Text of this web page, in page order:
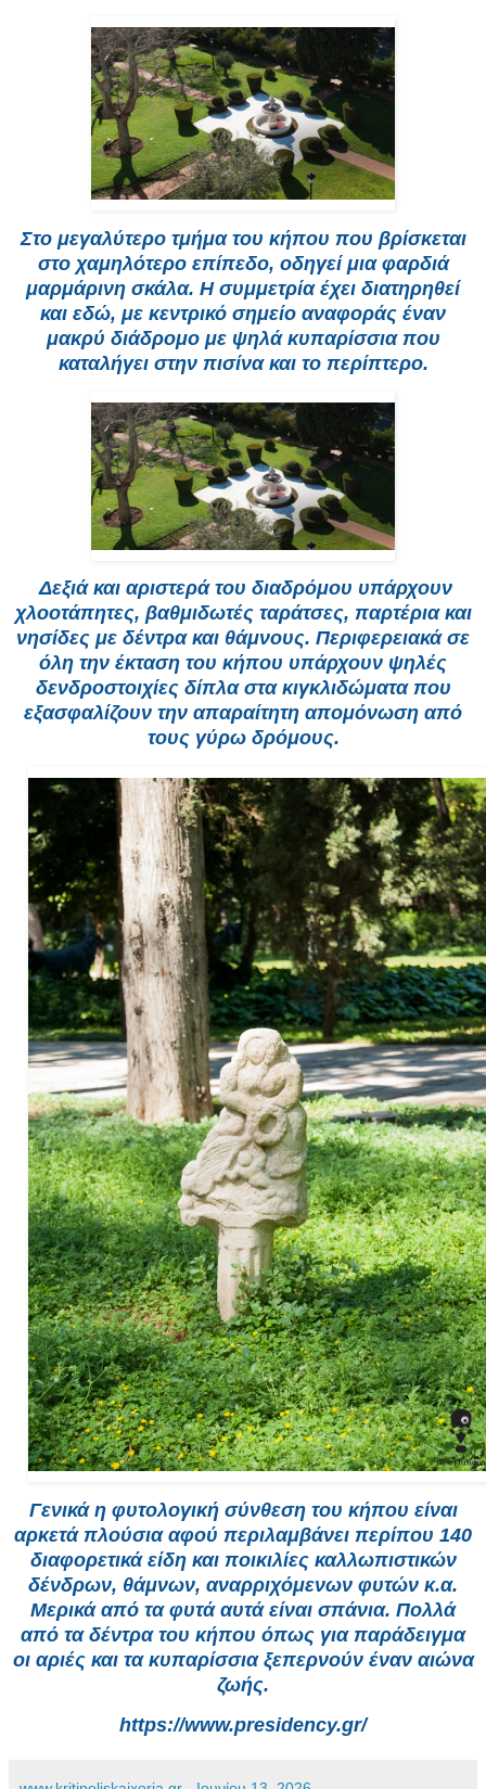
Στο μεγαλύτερο τμήμα του κήπου που βρίσκεται
στο χαμηλότερο επίπεδο, οδηγεί μια φαρδιά
μαρμάρινη σκάλα. Η συμμετρία έχει διατηρηθεί
και εδώ, με κεντρικό σημείο αναφοράς έναν
μακρύ διάδρομο με ψηλά κυπαρίσσια που
καταλήγει στην πισίνα και το περίπτερο.
Δεξιά και αριστερά του διαδρόμου υπάρχουν
χλοοτάπητες, βαθμιδωτές ταράτσες, παρτέρια και
νησίδες με δέντρα και θάμνους. Περιφερειακά σε
όλη την έκταση του κήπου υπάρχουν ψηλές
δενδροστοιχίες δίπλα στα κιγκλιδώματα που
εξασφαλίζουν την απαραίτητη απομόνωση από
τους γύρω δρόμους.
Γενικά η φυτολογική σύνθεση του κήπου είναι
αρκετά πλούσια αφού περιλαμβάνει περίπου 140
διαφορετικά είδη και ποικιλίες καλλωπιστικών
δένδρων, θάμνων, αναρριχόμενων φυτών κ.α.
Μερικά από τα φυτά αυτά είναι σπάνια. Πολλά
από τα δέντρα του κήπου όπως για παράδειγμα
οι αριές και τα κυπαρίσσια ξεπερνούν έναν αιώνα
ζωής.
https://www.presidency.gr/